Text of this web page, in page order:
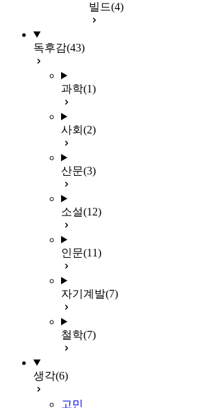
빌드(4)
독후감(43)
과학(1)
사회 (2)
산문(3)
소설(12)
인문(11)
자기계발(7)
철학(7)
생각(6)
고민